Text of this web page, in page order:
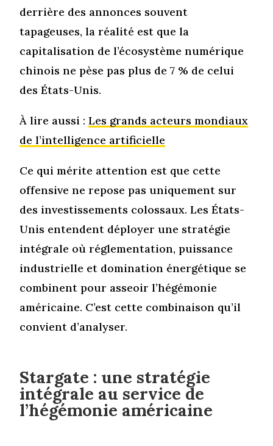
derrière des annonces souvent
tapageuses, la réalité est que la
capitalisation de l’écosystème numérique
chinois ne pèse pas plus de 7 % de celui
des États-Unis.
À lire aussi :Les grands acteurs mondiaux
de l’intelligence artificielle
Ce qui mérite attention est que cette
offensive ne repose pas uniquement sur
des investissements colossaux. Les États-
Unis entendent déployer une stratégie
intégrale où réglementation, puissance
industrielle et domination énergétique se
combinent pour asseoir l’hégémonie
américaine. C’est cette combinaison qu’il
convient d’analyser.
Stargate : une stratégie
intégrale au service de
l’hégémonie américaine